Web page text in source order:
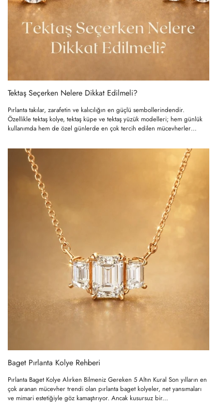
Tektaş Seçerken Nelere Dikkat Edilmeli?
Pırlanta takılar, zarafetin ve kalıcılığın en güçlü sembollerindendir.
Özellikle tektaş kolye, tektaş küpe ve tektaş yüzük modelleri; hem günlük
kullanımda hem de özel günlerde en çok tercih edilen mücevherler
Baget Pırlanta Kolye Rehberi
Pırlanta Baget Kolye Alırken Bilmeniz Gereken 5 Altın Kural Son yılların en
çok aranan mücevher trendi olan pırlanta baget kolyeler, net yansımaları
ve mimari estetiğiyle göz kamaştırıyor. Ancak kusursuz bir...